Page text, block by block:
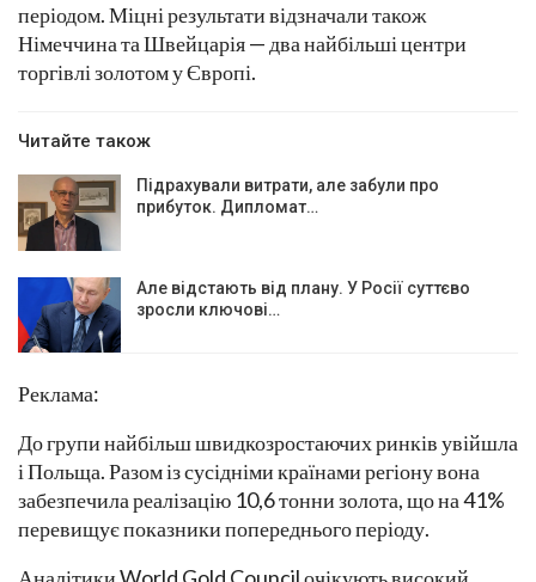
періодом. Міцні результати відзначали також
Німеччина та Швейцарія — два найбільші центри
торгівлі золотом у Європі.
Читайте також
Підрахували витрати, але забули про
прибуток. Дипломат…
Але відстають від плану. У Росії суттєво
зросли ключові…
Реклама:
До групи найбільш швидкозростаючих ринків увійшла
і Польща. Разом із сусідніми країнами регіону вона
забезпечила реалізацію 10,6 тонни золота, що на 41%
перевищує показники попереднього періоду.